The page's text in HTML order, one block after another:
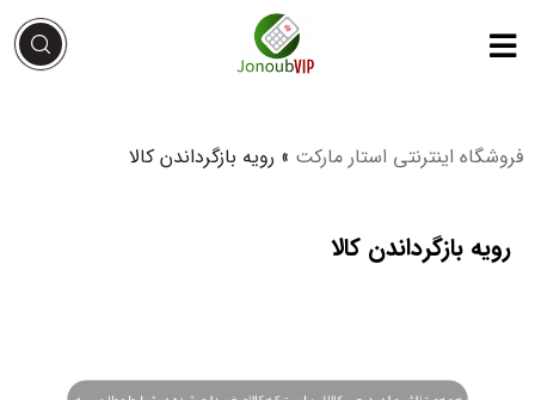
فروشگاه اینترنتی استار مارکت » رویه بازگرداندن کالا
رویه بازگرداندن کالا